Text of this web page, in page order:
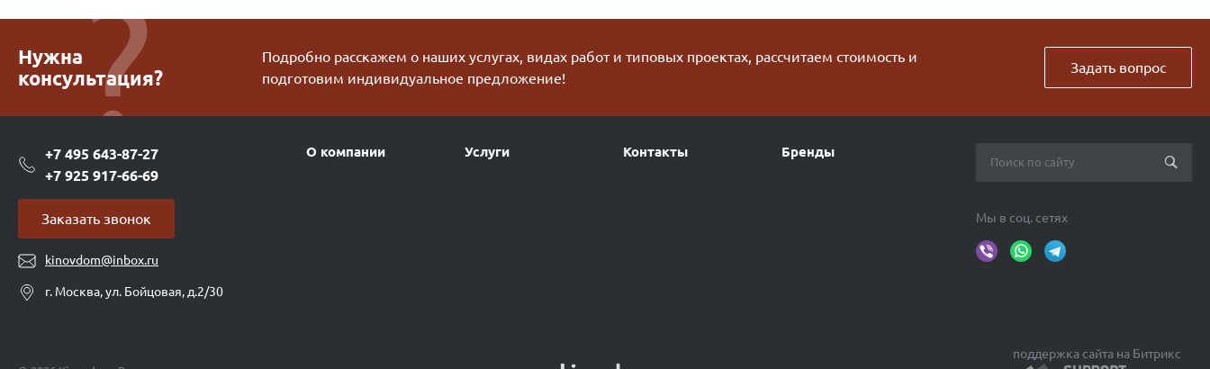
Нужна
консультация?
Подробно расскажем о наших услугах, видах работ и типовых проектах, рассчитаем стоимость и
подготовим индивидуальное предложение!
Задать вопрос
+7 495 643-87-27
+7 925 917-66-69
Заказать звонок
kinovdom@inbox.ru
г. Москва, ул. Бойцовая, д.2/30
О компании Услуги Контакты Бренды
Мы в соц. сетях
поддержка сайта на Битрикс